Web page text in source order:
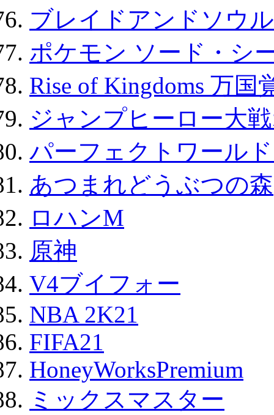
ブレイドアンドソウ
ポケモン ソード・シ
Rise of Kingdoms 万
ジャンプヒーロー大
パーフェクトワール
あつまれどうぶつの森
ロハンM
原神
V4ブイフォー
NBA 2K21
FIFA21
HoneyWorksPremium
ミックスマスター